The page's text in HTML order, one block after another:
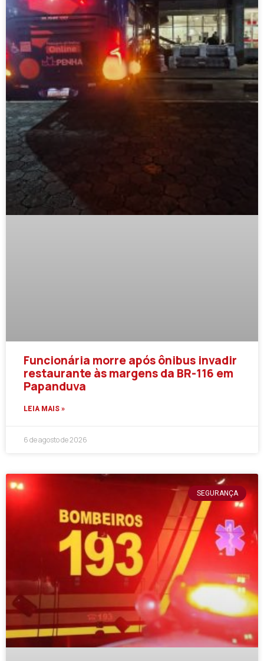
Funcionária morre após ônibus invadir
restaurante às margens da BR-116 em
Papanduva
LEIA MAIS »
6 de agosto de 2026
SEGURANÇA